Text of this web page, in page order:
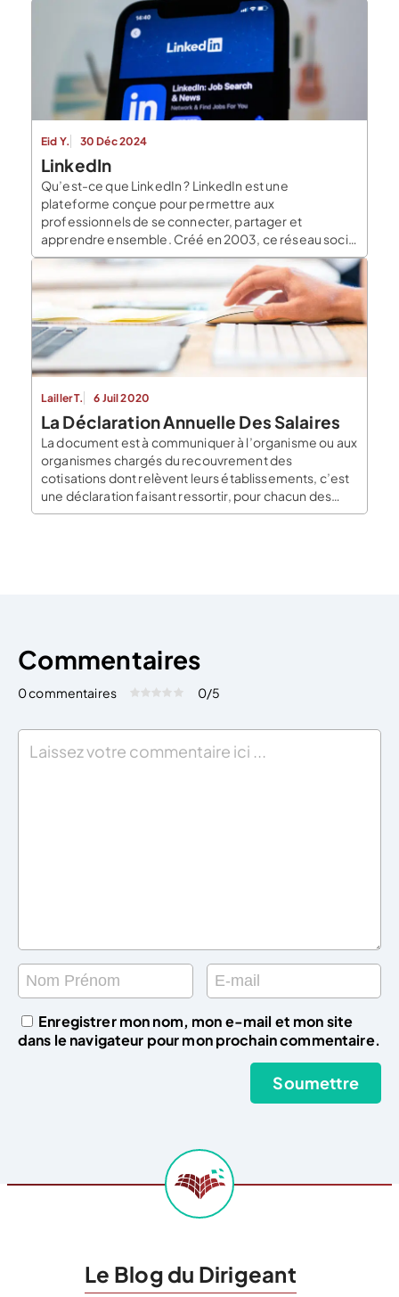
des missions ponctuelles. Les contrats de freelance
sont des contrats commerciaux qui lient un particulier
ou une entreprise et une personne […]
Eid Y. 30 Déc 2024
LinkedIn
Qu’est-ce que LinkedIn ? LinkedIn est une
plateforme conçue pour permettre aux
professionnels de se connecter, partager et
apprendre ensemble. Créé en 2003, ce réseau social
a été racheté par Microsoft en 2016, renforçant ainsi
son rôle dans l’écosystème des outils professionnels.
Quelques chiffres clés : C’est bien plus qu’un simple
CV en ligne. LinkedIn […]
Lailler T. 6 Juil 2020
La Déclaration Annuelle Des Salaires
La document est à communiquer à l’organisme ou aux
organismes chargés du recouvrement des
cotisations dont relèvent leurs établissements, c’est
une déclaration faisant ressortir, pour chacun des
salariés ou assimilés occupé dans l’entreprise ou
Commentaires
0 commentaires Évaluez cet article:
0/5
Enregistrer mon nom, mon e-mail et mon site
dans le navigateur pour mon prochain commentaire.
Le Blog du Dirigeant